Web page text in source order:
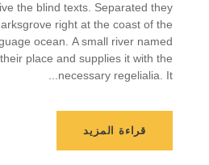
the blind texts. Separated they
right at the coast of the
ocean. A small river named
place and supplies it with the
necessary regelialia. It...
قراءة المزيد